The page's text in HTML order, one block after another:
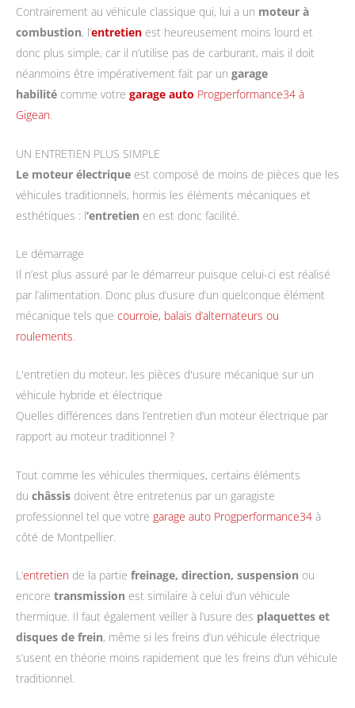
Contrairement au véhicule classique qui, lui a un moteur à
combustion, l’entretien est heureusement moins lourd et
donc plus simple, car il n’utilise pas de carburant, mais il doit
néanmoins être impérativement fait par un garage
habilité comme votre garage auto Progperformance34 à
Gigean.
UN ENTRETIEN PLUS SIMPLE
Le moteur électrique est composé de moins de pièces que les
véhicules traditionnels, hormis les éléments mécaniques et
esthétiques : l‘entretien en est donc facilité.
Le démarrage
Il n’est plus assuré par le démarreur puisque celui-ci est réalisé
par l’alimentation. Donc plus d’usure d’un quelconque élément
mécanique tels que courroie, balais d’alternateurs ou
roulements.
L'entretien du moteur, les pièces d'usure mécanique sur un
véhicule hybride et électrique
Quelles différences dans l’entretien d’un moteur électrique par
rapport au moteur traditionnel ?
Tout comme les véhicules thermiques, certains éléments
du châssis doivent être entretenus par un garagiste
professionnel tel que votre garage auto Progperformance34 à
côté de Montpellier.
L’entretien de la partie freinage, direction, suspension ou
encore transmission est similaire à celui d’un véhicule
thermique. Il faut également veiller à l’usure des plaquettes et
disques de frein, même si les freins d’un véhicule électrique
s’usent en théorie moins rapidement que les freins d’un véhicule
traditionnel.